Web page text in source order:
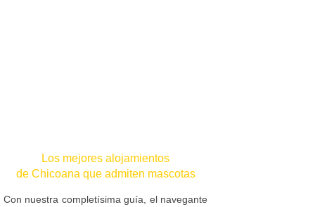
Los mejores alojamientos
de Chicoana que admiten mascotas
Con nuestra completísima guía, el navegante